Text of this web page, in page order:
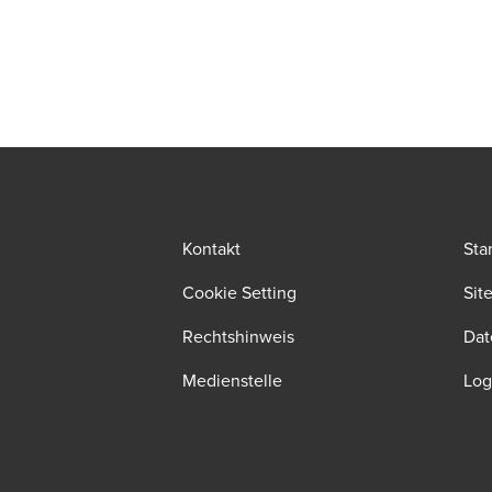
Kontakt
Cookie Setting
Rechtshinweis
Medienstelle